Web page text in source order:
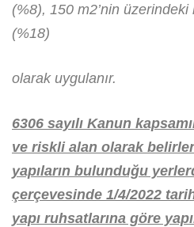
(%8), 150 m2’nin üzerindeki
(%18)
olarak uygulanır.
6306 sayılı Kanun
ve riskli alan olarak
yapıların bulunduğu
çerçevesinde 1/4/2022
yapı ruhsatlarına göre